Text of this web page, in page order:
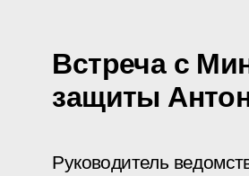
Встреча с
защиты
Руководитель